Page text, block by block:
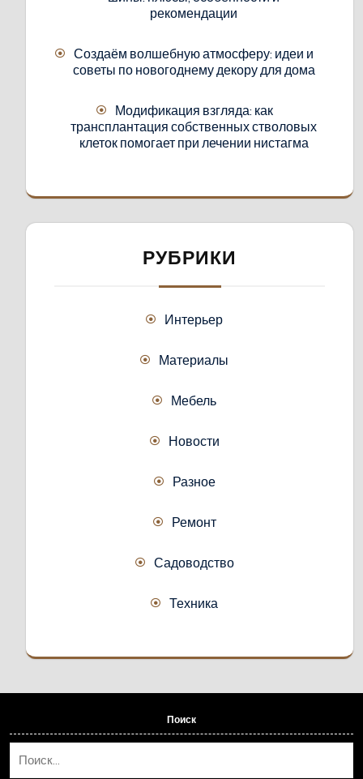
рекомендации
Создаём волшебную атмосферу: идеи и
советы по новогоднему декору для дома
Модификация взгляда: как
трансплантация собственных стволовых
клеток помогает при лечении нистагма
РУБРИКИ
Интерьер
Материалы
Мебель
Новости
Разное
Ремонт
Садоводство
Техника
Поиск